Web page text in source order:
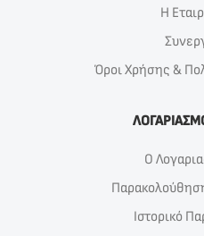
Η
Όροι Χρήσης &
Ο
Ιστορικό